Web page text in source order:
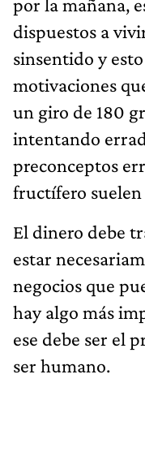
dispuestos a
sinsentido y
motivaciones
un giro de 180
intentando
preconceptos
fructífero
El dinero debe
estar
negocios que
hay algo más
ese debe ser el
ser humano.